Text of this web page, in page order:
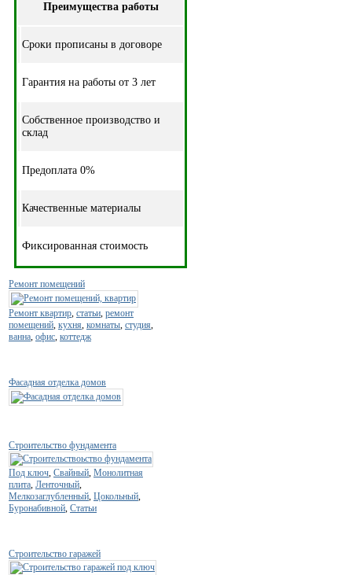
Преимущества работы
Cроки прописаны в договоре
Гарантия на работы от 3 лет
Собственное производство и
склад
Предоплата 0%
Качественные материалы
Фиксированная стоимость
Ремонт помещений
Ремонт квартир, статьи, ремонт
помещений, кухня, комнаты, студия,
ванна, офис, коттедж
Фасадная отделка домов
Строительство фундамента
Под ключ, Свайный, Монолитная
плита, Ленточный,
Мелкозаглубленный, Цокольный,
Буронабивной, Статьи
Строительство гаражей